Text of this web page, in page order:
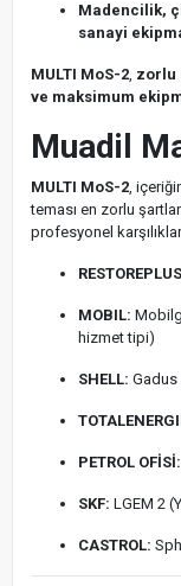
Madencilik,
sanayi
MULTI MoS-2, zorlu
ve maksimum
Muadil
MULTI MoS-2,
teması en zorlu
profesyonel
MOBIL:
hizmet tipi)
SHELL: Gadus
PETROL OFİSİ:
SKF: LGEM 2
CASTROL: